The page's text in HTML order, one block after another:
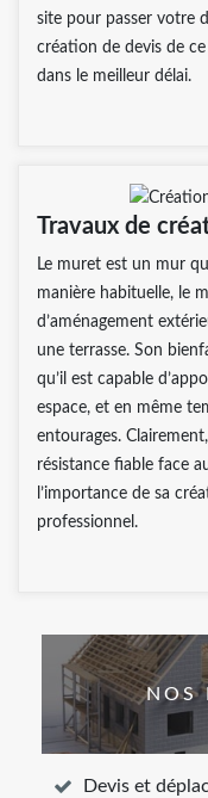
site pour passer votre
création de devis de
dans le meilleur délai.
Travaux de
Le muret est un mur
manière habituelle, le
d’aménagement
une terrasse. Son
qu’il est capable
espace, et en même
entourages.
résistance fiable face
l’importance de sa
professionnel.
NOS
Devis et